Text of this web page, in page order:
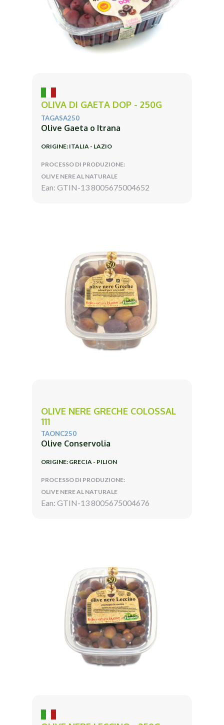
OLIVA DI GAETA DOP - 250G
TAGASA250
Olive Gaeta o Itrana
ORIGINE: ITALIA - LAZIO
PROCESSO DI PRODUZIONE:
OLIVE NERE AL NATURALE
Ean: GTIN-13 8005675004652
OLIVE NERE GRECHE COLOSSAL
111
TAONC250
Olive Conservolia
ORIGINE: GRECIA - PILION
PROCESSO DI PRODUZIONE:
OLIVE NERE AL NATURALE
Ean: GTIN-13 8005675004676